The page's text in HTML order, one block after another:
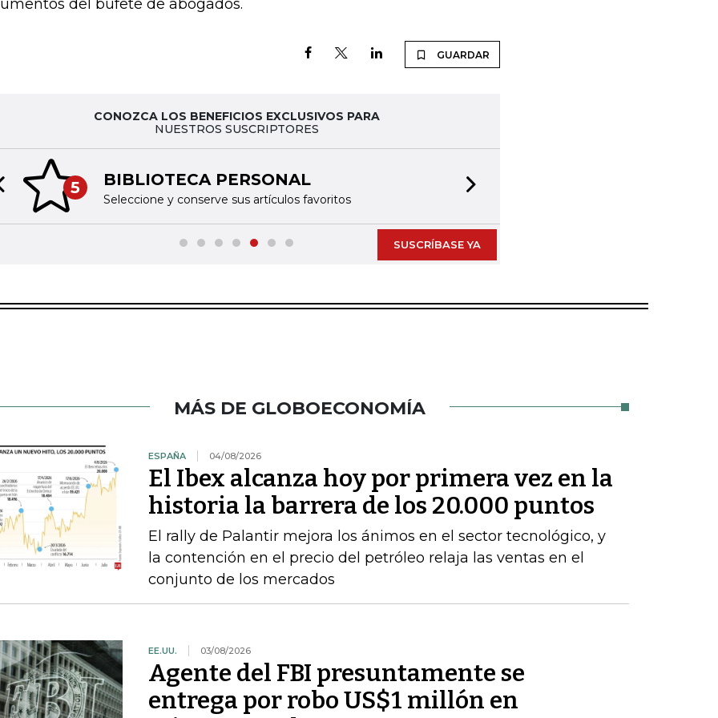
del bufete de abogados.
GUARDAR
CONOZCA LOS BENEFICIOS EXCLUSIVOS PARA
NUESTROS SUSCRIPTORES
5 BIBLIOTECA PERSONAL
Seleccione y conserve sus artículos favoritos
slide
SUSCRÍBASE YA
MÁS DE GLOBOECONOMÍA
ESPAÑA 04/08/2026
El Ibex alcanza hoy por primera vez en la
historia la barrera de los 20.000 puntos
El rally de Palantir mejora los ánimos en el sector tecnológico, y
la contención en el precio del petróleo relaja las ventas en el
conjunto de los mercados
EE.UU. 03/08/2026
Agente del FBI presuntamente se
entrega por robo US$1 millón en